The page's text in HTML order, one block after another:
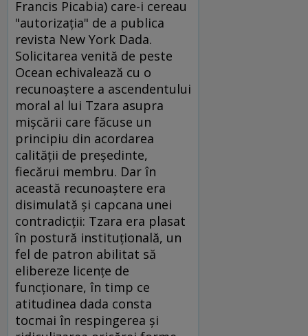
Francis Picabia) care-i cereau
"autorizaţia" de a publica
revista New York Dada.
Solicitarea venită de peste
Ocean echivalează cu o
recunoaştere a ascendentului
moral al lui Tzara asupra
mişcării care făcuse un
principiu din acordarea
calităţii de preşedinte,
fiecărui membru. Dar în
această recunoaştere era
disimulată şi capcana unei
contradicţii: Tzara era plasat
în postură instituţională, un
fel de patron abilitat să
elibereze licenţe de
funcţionare, în timp ce
atitudinea dada consta
tocmai în respingerea şi